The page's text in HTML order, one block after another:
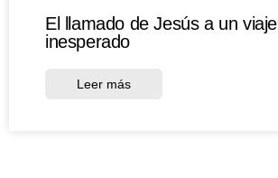
El llamado de Jesús a un viaje
inesperado
Leer más